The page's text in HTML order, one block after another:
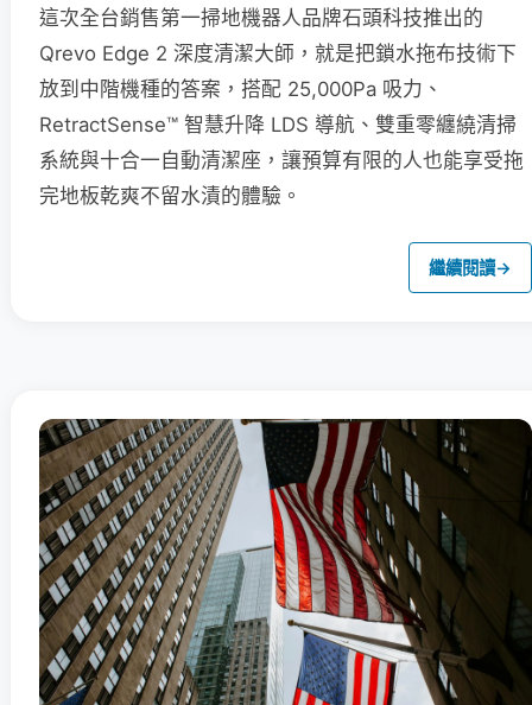
這次全台銷售第一掃地機器人品牌石頭科技推出的
Qrevo Edge 2 深度清潔大師，就是把鎖水拖布技術下
放到中階機種的答案，搭配 25,000Pa 吸力、
RetractSense™ 智慧升降 LDS 導航、雙重零纏繞清掃
系統與十合一自動清潔座，讓預算有限的人也能享受拖
完地板乾爽不留水漬的體驗。
繼續閱讀→